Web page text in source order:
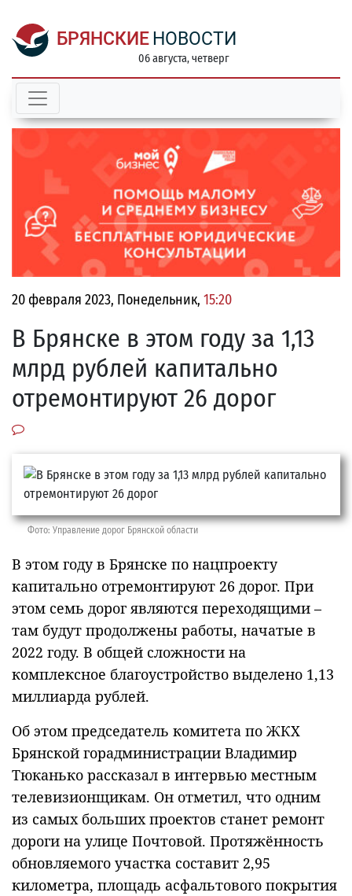
БРЯНСКИЕ НОВОСТИ
06 августа, четверг
20 февраля 2023, Понедельник, 15:20
В Брянске в этом году за 1,13
млрд рублей капитально
отремонтируют 26 дорог
Фото: Управление дорог Брянской области
В этом году в Брянске по нацпроекту
капитально отремонтируют 26 дорог. При
этом семь дорог являются переходящими –
там будут продолжены работы, начатые в
2022 году. В общей сложности на
комплексное благоустройство выделено 1,13
миллиарда рублей.
Об этом председатель комитета по ЖКХ
Брянской горадминистрации Владимир
Тюканько рассказал в интервью местным
телевизионщикам. Он отметил, что одним
из самых больших проектов станет ремонт
дороги на улице Почтовой. Протяжённость
обновляемого участка составит 2,95
километра, площадь асфальтового покрытия